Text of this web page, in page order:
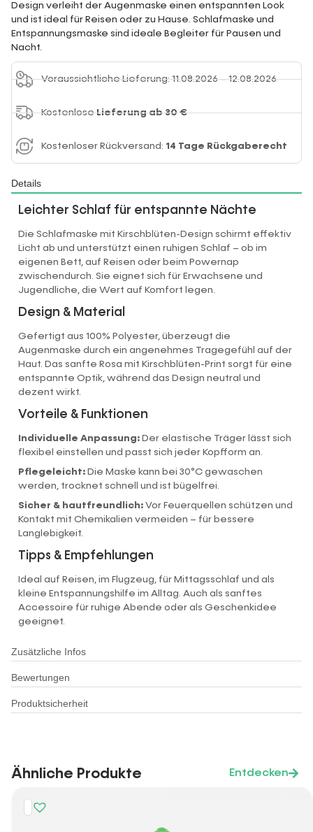
Design verleiht der Augenmaske einen entspannten Look
und ist ideal für Reisen oder zu Hause. Schlafmaske und
Entspannungsmaske sind ideale Begleiter für Pausen und
Nacht.
Voraussichtliche Lieferung: 11.08.2026 – 12.08.2026
KostenloseLieferung ab 30 €
Kostenloser Rückversand: 14 Tage Rückgaberecht
Details
Zusätzliche Infos
Bewertungen
Produktsicherheit
Leichter Schlaf für entspannte Nächte
Die Schlafmaske mit Kirschblüten-Design schirmt effektiv
Licht ab und unterstützt einen ruhigen Schlaf – ob im
eigenen Bett, auf Reisen oder beim Powernap
zwischendurch. Sie eignet sich für Erwachsene und
Jugendliche, die Wert auf Komfort legen.
Design & Material
Gefertigt aus 100% Polyester, überzeugt die
Augenmaske durch ein angenehmes Tragegefühl auf der
Haut. Das sanfte Rosa mit Kirschblüten-Print sorgt für eine
entspannte Optik, während das Design neutral und
dezent wirkt.
Vorteile & Funktionen
Individuelle Anpassung: Der elastische Träger lässt sich
flexibel einstellen und passt sich jeder Kopfform an.
Pflegeleicht: Die Maske kann bei 30°C gewaschen
werden, trocknet schnell und ist bügelfrei.
Sicher & hautfreundlich: Vor Feuerquellen schützen und
Kontakt mit Chemikalien vermeiden – für bessere
Langlebigkeit.
Tipps & Empfehlungen
Ideal auf Reisen, im Flugzeug, für Mittagsschlaf und als
kleine Entspannungshilfe im Alltag. Auch als sanftes
Accessoire für ruhige Abende oder als Geschenkidee
geeignet.
Ähnliche Produkte Entdecken